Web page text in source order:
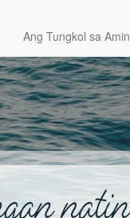
Ang Tungkol sa Amin